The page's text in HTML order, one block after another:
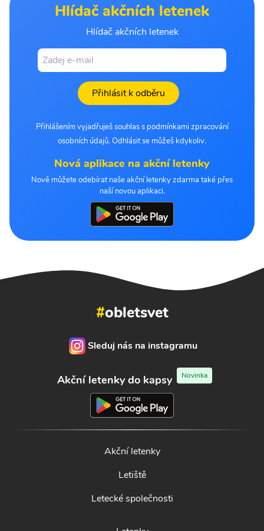
Hlídač akčních letenek
Hlídač akčních letenek
Přihlásit k odběru
Přihlášením vyjadřuješ souhlas s podmínkami zpracování
osobních údajů. Odhlásit se můžeš kdykoliv.
Nová aplikace na akční letenky
Nově můžete odebírat naše akční letenky zdarma také přes
naší novou aplikaci.
#obletsvet
Sleduj nás na instagramu
Akční letenky do kapsy Novinka
Akční letenky
Letiště
Letecké společnosti